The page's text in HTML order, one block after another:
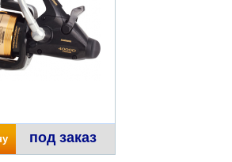
под заказ